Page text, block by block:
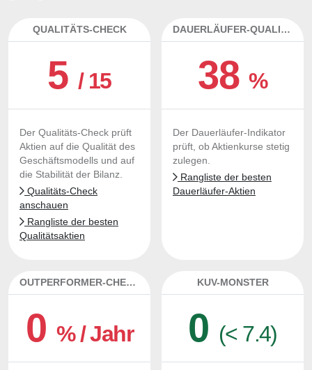
QUALITÄTS-CHECK
5/ 15
Der Qualitäts-Check prüft
Aktien auf die Qualität des
Geschäftsmodells und auf
die Stabilität der Bilanz.
Qualitäts-Check
anschauen
Rangliste der besten
Qualitätsaktien
DAUERLÄUFER-QUALITÄTEN
38%
Der Dauerläufer-Indikator
prüft, ob Aktienkurse stetig
zulegen.
Rangliste der besten
Dauerläufer-Aktien
OUTPERFORMER-CHECK
0 % / Jahr
KUV-MONSTER
0 (< 7.4)